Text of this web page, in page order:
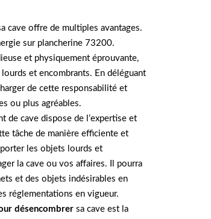
cave offre de multiples avantages.
sur plancherine 73200.
et physiquement éprouvante,
et encombrants. En déléguant
de cette responsabilité et
ou plus agréables.
de cave dispose de l’expertise et
tâche de manière efficiente et
les objets lourds et
la cave ou vos affaires. Il pourra
et des objets indésirables en
réglementations en vigueur.
désencombrer sa cave est la